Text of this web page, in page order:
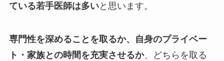
ている若手医師は多いと思います。
専門性を深めることを取るか、自身のプライベー
ト・家族との時間を充実させるか、どちらを取る